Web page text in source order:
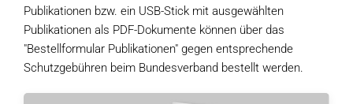
Publikationen bzw. ein USB-Stick mit ausgewählten
Publikationen als PDF-Dokumente können über das
"Bestellformular Publikationen" gegen entsprechende
Schutzgebühren beim Bundesverband bestellt werden.